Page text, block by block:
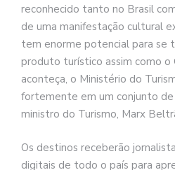
reconhecido tanto no Brasil
de uma manifestação cultural
tem enorme potencial para se
produto turístico assim como o
aconteça, o Ministério do
fortemente em um conjunto de
ministro do Turismo, Marx
Os destinos receberão
digitais de todo o país para